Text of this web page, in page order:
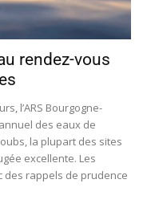
rendez-vous
l’ARS Bourgogne-
des eaux de
la plupart des sites
excellente. Les
des rappels de prudence